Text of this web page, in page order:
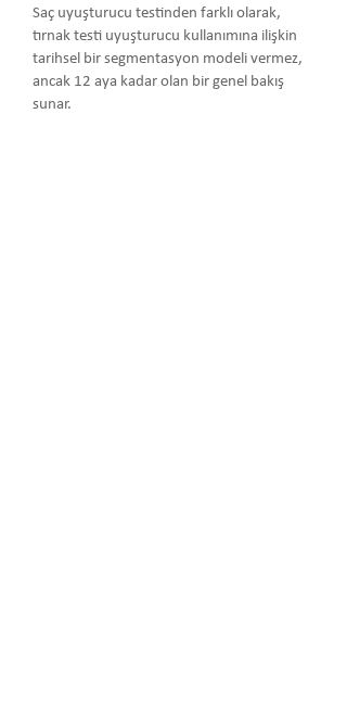
Saç uyuşturucu testinden farklı olarak,
tırnak testi uyuşturucu kullanımına ilişkin
tarihsel bir segmentasyon modeli vermez,
ancak 12 aya kadar olan bir genel bakış
sunar.